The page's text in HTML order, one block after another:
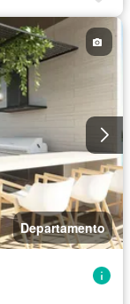
Jardín
Terraza
Sin amueblar
Departamento